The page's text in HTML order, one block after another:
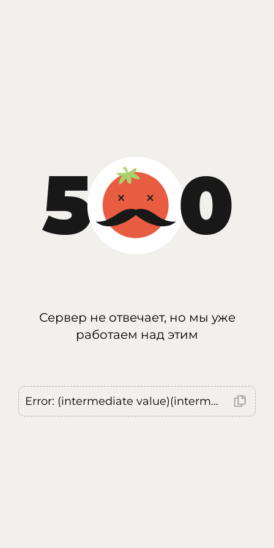
Сервер не отвечает, но мы уже
работаем над этим
Error: (intermediate value)(intermediate value)(intermediate value).replaceAll is not a function